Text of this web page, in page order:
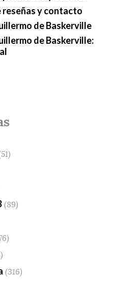
reseñas y contacto
de Baskerville
de Baskerville:
(89)
(316)